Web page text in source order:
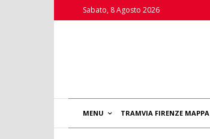
Sabato, 8 Agosto 2026
MENU TRAMVIA FIRENZE MAPPA